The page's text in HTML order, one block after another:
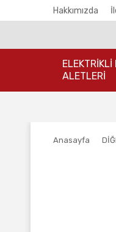
Hakkımızda
ELEKTRİKLİ
ALETLERİ
Anasayfa